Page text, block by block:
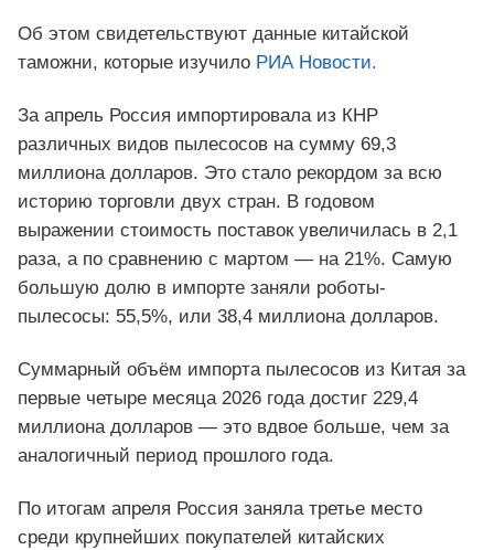
Об этом свидетельствуют данные китайской
таможни, которые изучило РИА Новости.
За апрель Россия импортировала из КНР
различных видов пылесосов на сумму 69,3
миллиона долларов. Это стало рекордом за всю
историю торговли двух стран. В годовом
выражении стоимость поставок увеличилась в 2,1
раза, а по сравнению с мартом — на 21%. Самую
большую долю в импорте заняли роботы-
пылесосы: 55,5%, или 38,4 миллиона долларов.
Суммарный объём импорта пылесосов из Китая за
первые четыре месяца 2026 года достиг 229,4
миллиона долларов — это вдвое больше, чем за
аналогичный период прошлого года.
По итогам апреля Россия заняла третье место
среди крупнейших покупателей китайских